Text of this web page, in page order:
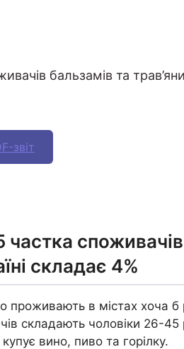
бальзамів та
звіт
складає 4%
проживають в містах хоча
складають чоловіки 26-45
вино, пиво та горілку.